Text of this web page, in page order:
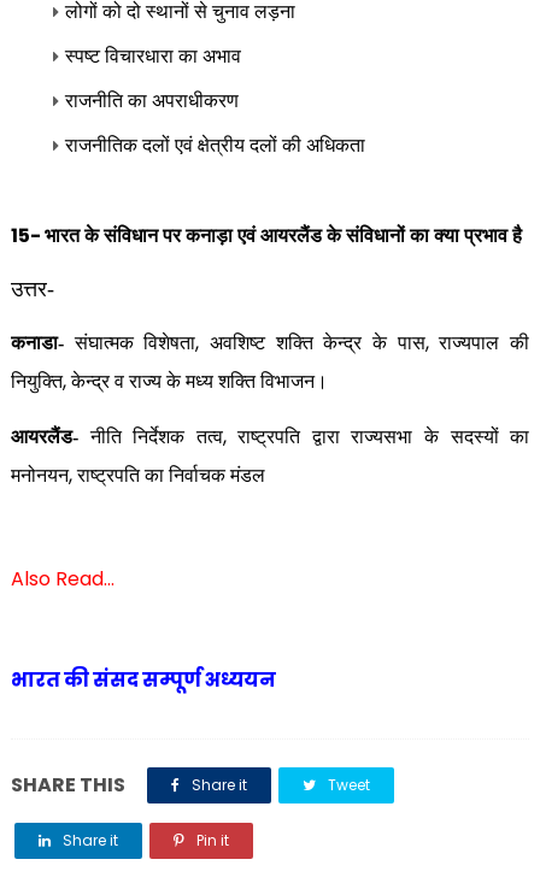
लोगों को दो स्थानों से चुनाव लड़ना
स्पष्ट विचारधारा का अभाव
राजनीति का अपराधीकरण
राजनीतिक दलों एवं क्षेत्रीय दलों की अधिकता
15- भारत के संविधान पर कनाड़ा एवं आयरलैंड के संविधानों का क्या प्रभाव है
उत्तर-
कनाडा-संघात्मक विशेषता, अवशिष्ट शक्ति केन्द्र के पास,राज्यपाल की
नियुक्ति,केन्द्र व राज्य के मध्य शक्ति विभाजन।
आयरलैंड-नीति निर्देशक तत्व,राष्ट्रपति द्वारा राज्यसभा के सदस्यों का
मनोनयन,राष्ट्रपति का निर्वाचक मंडल
Also Read...
भारत की संसद सम्पूर्ण अध्ययन
SHARE THIS Share it Tweet
Share it Pin it